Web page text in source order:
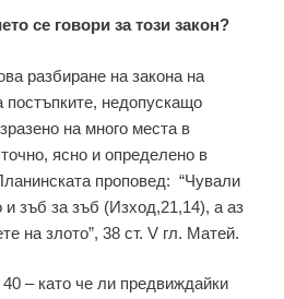
се говори за този закон?
разбиране на закона на
постъпките, недопускащо
на много места в
ясно и определено в
проповед: “Чували
и зъб за зъб (Изход,21,14), а аз
на злото”, 38 ст. V гл. Матей.
– като че ли предвиждайки